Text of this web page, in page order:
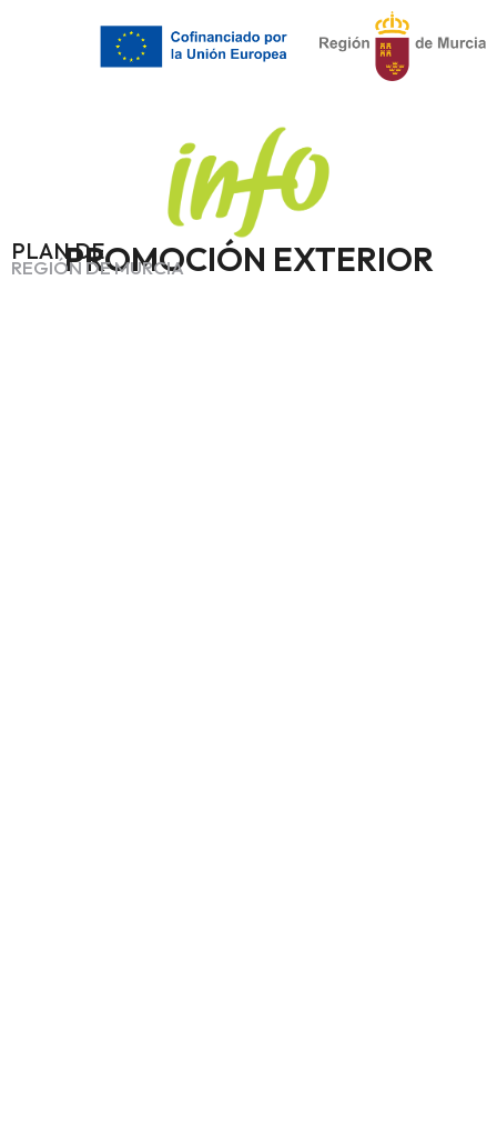
PLAN DEPROMOCIÓN EXTERIOR
REGIÓN DE MURCIA